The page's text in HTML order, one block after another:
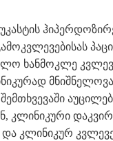
ხანმოკლე
კლინიკური
კლინიკურ